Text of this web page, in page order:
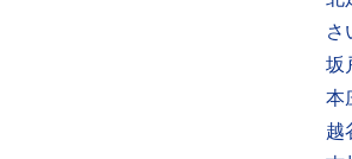
さ
坂
本
越